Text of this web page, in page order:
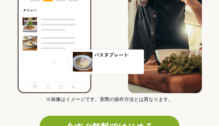
※画像はイメージです。実際の操作方法とは異なります。